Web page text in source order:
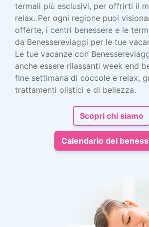
termali più esclusivi, per offrirti il
relax. Per ogni regione puoi
offerte, i centri benessere e le
da Benessereviaggi per le tue
Le tue vacanze con
anche essere rilassanti week end
fine settimana di coccole e relax,
trattamenti olistici e di bellezza.
Scopri chi siamo
Calendario del